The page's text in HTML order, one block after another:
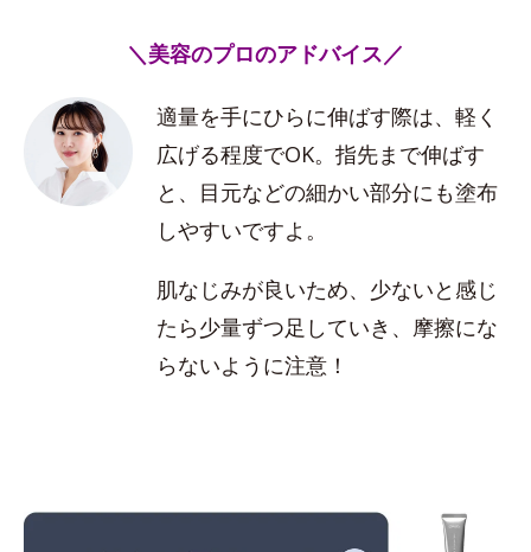
＼美容のプロのアドバイス／
適量を手にひらに伸ばす際は、軽く
広げる程度でOK。指先まで伸ばす
と、目元などの細かい部分にも塗布
しやすいですよ。
肌なじみが良いため、少ないと感じ
たら少量ずつ足していき、摩擦にな
らないように注意！